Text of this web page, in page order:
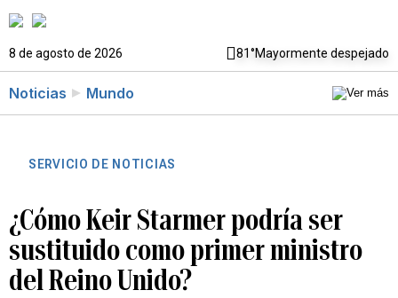
8 de agosto de 2026 81°Mayormente despejado
Noticias Mundo
SERVICIO DE NOTICIAS
¿Cómo Keir Starmer podría ser
sustituido como primer ministro
del Reino Unido?